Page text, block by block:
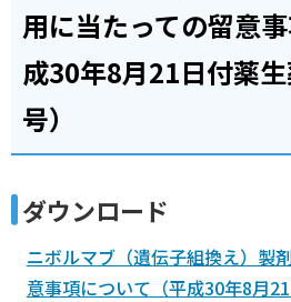
用に当たっての留意
成30年8月21日付薬
号）
ダウンロード
ニボルマブ（遺伝子組換え）製
意事項について（平成30年8月